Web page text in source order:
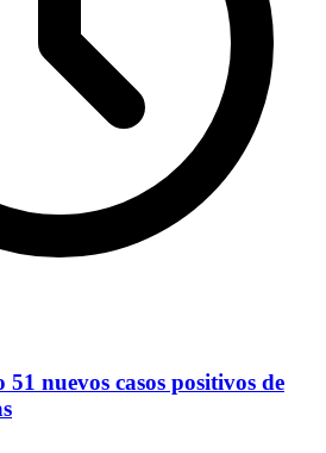
nuevos casos positivos de